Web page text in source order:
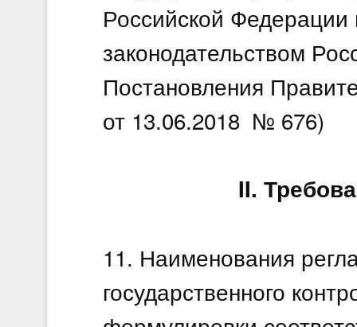
Российской Федерации
законодательством
Постановления
от 13.06.2018 № 676)
II.
11. Наименования
государственного